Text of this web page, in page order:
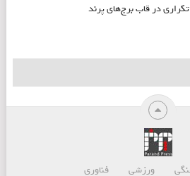
تکراری در قاب برج‌های پرند
ورزشی فناوری